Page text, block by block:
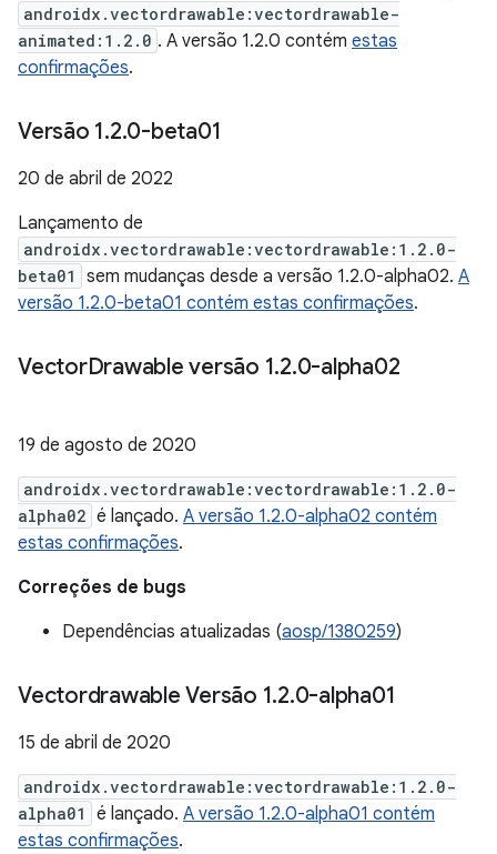
androidx.vectordrawable:vectordrawable-
animated:1.2.0 . A versão 1.2.0 contém estas
confirmações.
Versão 1.2.0-beta01
20 de abril de 2022
Lançamento de
androidx.vectordrawable:vectordrawable:1.2.0-
beta01
sem mudanças desde a versão 1.2.0-alpha02. A
versão 1.2.0-beta01 contém estas confirmações.
VectorDrawable versão 1.2.0-alpha02
19 de agosto de 2020
androidx.vectordrawable:vectordrawable:1.2.0-
alpha02 é lançado. A versão 1.2.0-alpha02 contém
estas confirmações.
Correções de bugs
Dependências atualizadas (aosp/1380259)
Vectordrawable Versão 1.2.0-alpha01
15 de abril de 2020
androidx.vectordrawable:vectordrawable:1.2.0-
alpha01
é lançado. A versão 1.2.0-alpha01 contém
estas confirmações.